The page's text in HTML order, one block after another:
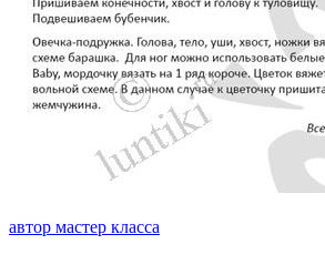
автор мастер класса